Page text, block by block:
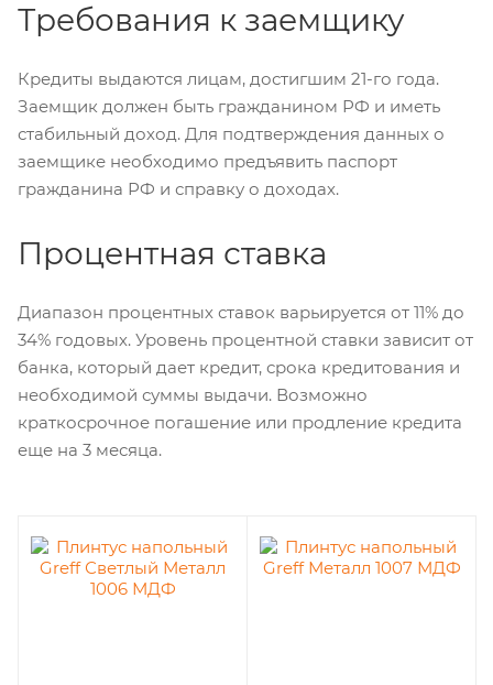
Требования к заемщику
Кредиты выдаются лицам, достигшим 21-го года.
Заемщик должен быть гражданином РФ и иметь
стабильный доход. Для подтверждения данных о
заемщике необходимо предъявить паспорт
гражданина РФ и справку о доходах.
Процентная ставка
Диапазон процентных ставок варьируется от 11% до
34% годовых. Уровень процентной ставки зависит от
банка, который дает кредит, срока кредитования и
необходимой суммы выдачи. Возможно
краткосрочное погашение или продление кредита
еще на 3 месяца.